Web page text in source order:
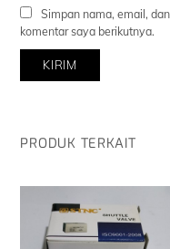
Simpan nama, email,
komentar saya berikutnya.
PRODUK TERKAIT